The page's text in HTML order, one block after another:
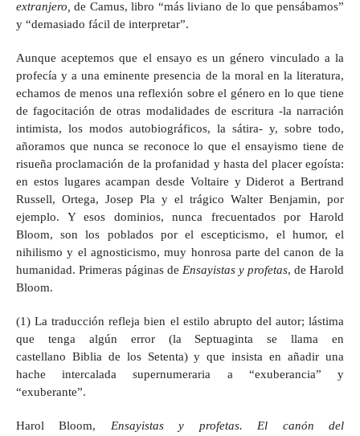
extranjero, de Camus, libro “más liviano de lo que pensábamos”
y “demasiado fácil de interpretar”.
Aunque aceptemos que el ensayo es un género vinculado a la
profecía y a una eminente presencia de la moral en la literatura,
echamos de menos una reflexión sobre el género en lo que tiene
de fagocitación de otras modalidades de escritura -la narración
intimista, los modos autobiográficos, la sátira- y, sobre todo,
añoramos que nunca se reconoce lo que el ensayismo tiene de
risueña proclamación de la profanidad y hasta del placer egoísta:
en estos lugares acampan desde Voltaire y Diderot a Bertrand
Russell, Ortega, Josep Pla y el trágico Walter Benjamin, por
ejemplo. Y esos dominios, nunca frecuentados por Harold
Bloom, son los poblados por el escepticismo, el humor, el
nihilismo y el agnosticismo, muy honrosa parte del canon de la
humanidad. Primeras páginas de Ensayistas y profetas, de Harold
Bloom.
(1) La traducción refleja bien el estilo abrupto del autor; lástima
que tenga algún error (la Septuaginta se llama en
castellano Biblia de los Setenta) y que insista en añadir una
hache intercalada supernumeraria a “exuberancia” y
“exuberante”.
Harol Bloom, Ensayistas y profetas. El canón del